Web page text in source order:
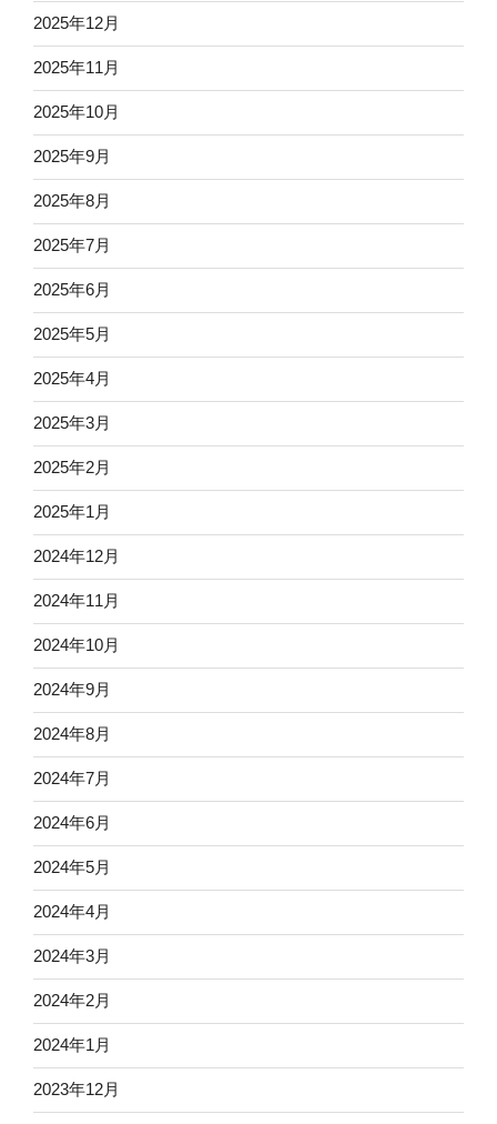
2025年12月
2025年11月
2025年10月
2025年9月
2025年8月
2025年7月
2025年6月
2025年5月
2025年4月
2025年3月
2025年2月
2025年1月
2024年12月
2024年11月
2024年10月
2024年9月
2024年8月
2024年7月
2024年6月
2024年5月
2024年4月
2024年3月
2024年2月
2024年1月
2023年12月